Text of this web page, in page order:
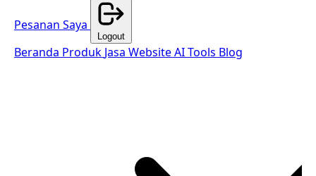
Pesanan Saya
Logout
Beranda Produk Jasa WebsiteAI Tools Blog